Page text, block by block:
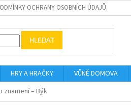
OCHRANY OSOBNÍCH ÚDAJŮ
HLEDAT
HRY A HRAČKY VŮNĚ DOMOVA
znamení – Býk